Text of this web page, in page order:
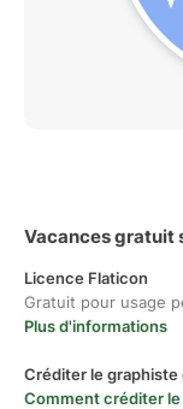
Vacances gratuit
Licence Flaticon
Gratuit pour usage
Plus d'informations
Créditer le graphiste
Comment créditer le